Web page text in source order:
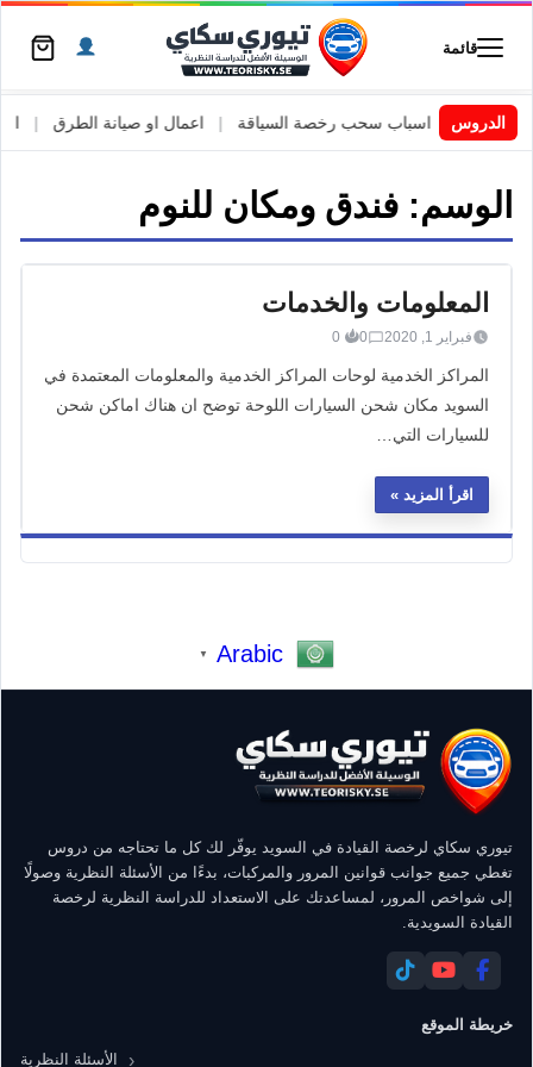
قائمة
الدروسالسويد | اسباب سحب رخصة السياقة اعمال او صيانة الطرق
الوسم: فندق ومكان للنوم
المعلومات والخدمات
فبراير 1, 2020 0
0
المراكز الخدمية لوحات المراكز الخدمية والمعلومات المعتمدة في
السويد مكان شحن السيارات اللوحة توضح ان هناك اماكن شحن
للسيارات التي…
اقرأ المزيد
Arabic
▼
تيوري سكاي لرخصة القيادة في السويد يوفّر لك كل ما تحتاجه من دروس
تغطي جميع جوانب قوانين المرور والمركبات، بدءًا من الأسئلة النظرية وصولًا
إلى شواخص المرور، لمساعدتك على الاستعداد للدراسة النظرية لرخصة
القيادة السويدية.
خريطة الموقع
الأسئلة النظرية